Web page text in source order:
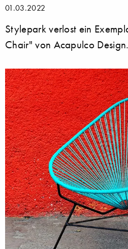
01.03.2022
Stylepark verlost ein
Chair" von Acapulco Design.